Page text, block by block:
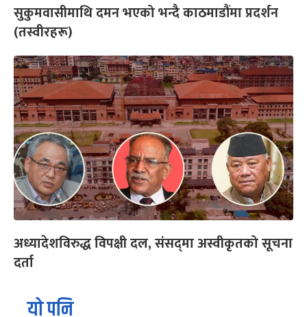
सुकुमवासीमाथि दमन भएको भन्दै काठमाडौंमा प्रदर्शन
(तस्वीरहरू)
अध्यादेशविरुद्ध विपक्षी दल, संसद्‌मा अस्वीकृतको सूचना
दर्ता
यो पनि